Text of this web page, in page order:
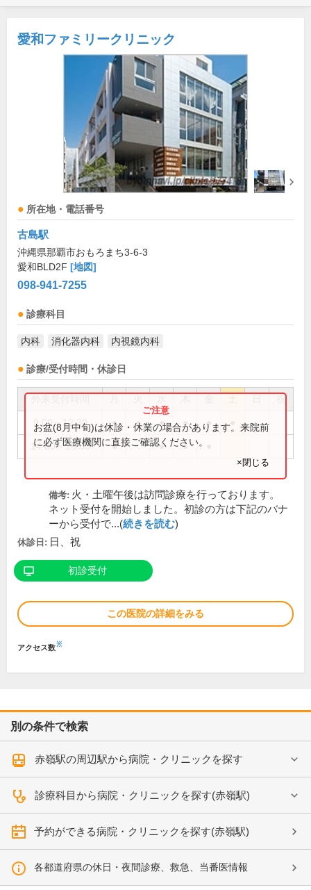
愛和ファミリークリニック
所在地・電話番号
古島駅
沖縄県那覇市おもろまち3-6-3
愛和BLD2F [地図]
098-941-7255
診療科目
内科 消化器内科 内視鏡内科
診療/受付時間・休診日
祝
9:00～12:30 ● ● ● ● ●
14:00～18:00 ● ● ●
お盆(8月中旬)は休診・休業の場合があります。来院前
に必ず医療機関に直接ご確認ください。
×閉じる
備考: 火・土曜午後は訪問診療を行っております。
ネット受付を開始しました。初診の方は下記のバナ
ーから受付で...(続きを読む)
休診日: 日、祝
初診受付
この医院の詳細をみる
アクセス数※
別の条件で検索
赤嶺駅の周辺駅から病院・クリニックを探す
診療科目から病院・クリニックを探す(赤嶺駅)
予約ができる病院・クリニックを探す(赤嶺駅)
各都道府県の休日・夜間診療、救急、当番医情報